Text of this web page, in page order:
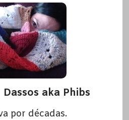
aka Phibs
por décadas.